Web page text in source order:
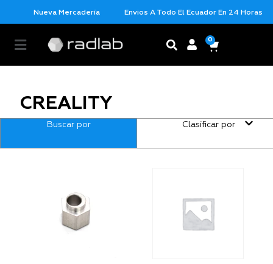
Nueva Mercadería Envios A Todo El Ecuador En 24 Horas Con
0
CREALITY
Buscar por Clasificar por